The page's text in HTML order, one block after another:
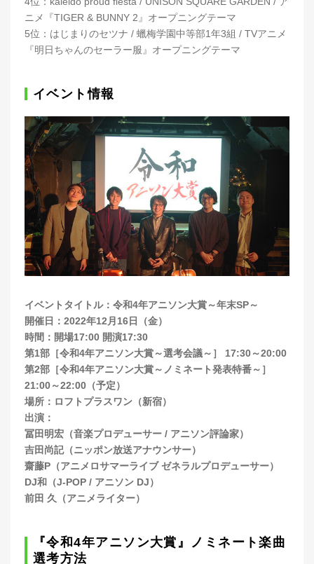
ニメ『TIGER & BUNNY 2』オープニングテーマ
5位：はじまりのセツナ / 蠟梅学園中等部1年3組 / TVアニメ
『明日ちゃんのセーラー服』オープニングテーマ
イベント情報
イベントタイトル：令和4年アニソン大賞～年末SP～
開催日：2022年12月16日（金）
時間：開場17:00 開演17:30
第1部［令和4年アニソン大賞～選考会議～］ 17:30～20:00
第2部［令和4年アニソン大賞～ノミネート発表特番～］
21:00～22:00（予定）
場所：ロフトプラスワン（新宿）
出演：
冨田明宏（音楽プロデューサー / アニソン評論家）
吉田尚記（ニッポン放送アナウンサー）
齋藤P（アニメロサマーライブ ゼネラルプロデューサー）
DJ和（J-POP / アニソン DJ）
前田 久（アニメライター）
『令和4年アニソン大賞』ノミネート楽曲
選考方法